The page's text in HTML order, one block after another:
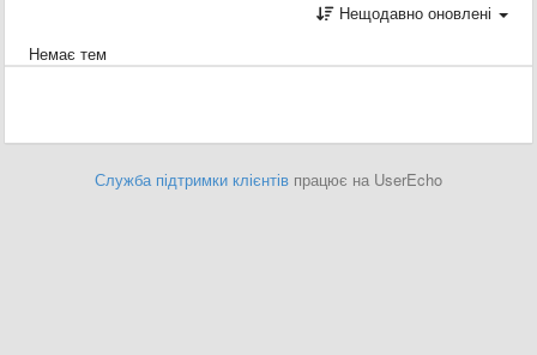
Нещодавно оновлені
Немає тем
Служба підтримки клієнтів працює на UserEcho